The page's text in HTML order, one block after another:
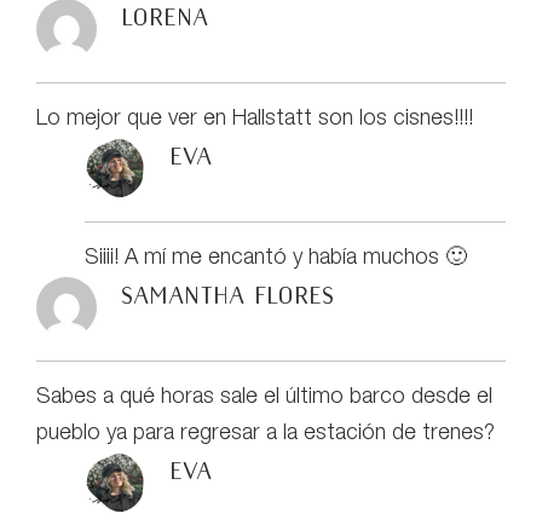
Lorena
Lo mejor que ver en Hallstatt son los cisnes!!!!
eva
Siiii! A mí me encantó y había muchos 🙂
Samantha Flores
Sabes a qué horas sale el último barco desde el
pueblo ya para regresar a la estación de trenes?
eva